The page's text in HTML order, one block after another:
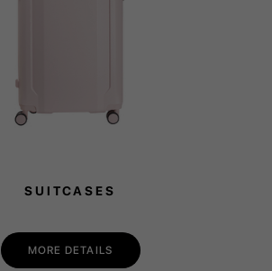
SUITCASES
MORE DETAILS